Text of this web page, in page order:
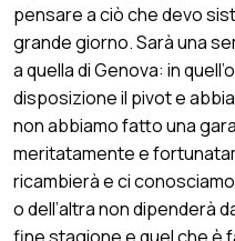
pensare a ciò che devo
grande giorno. Sarà una
a quella di Genova: in
disposizione il pivot e
non abbiamo fatto una
meritatamente e
ricambierà e ci conosciamo
o dell’altra non dipenderà